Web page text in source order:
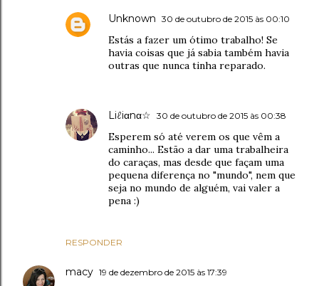
RESPONDER
Unknown 30 de outubro de 2015 às 00:10
Estás a fazer um ótimo trabalho! Se
havia coisas que já sabia também havia
outras que nunca tinha reparado.
Liℓiαnα☆ 30 de outubro de 2015 às 00:38
Esperem só até verem os que vêm a
caminho... Estão a dar uma trabalheira
do caraças, mas desde que façam uma
pequena diferença no "mundo", nem que
seja no mundo de alguém, vai valer a
pena :)
macy 19 de dezembro de 2015 às 17:39